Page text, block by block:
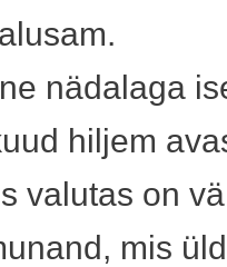
nädalaga
hiljem
valutas on
mis